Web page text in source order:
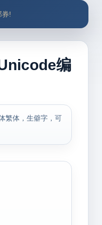
券!
编
繁体，生僻字，可